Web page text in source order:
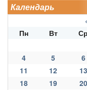
Календарь
Пн
Вт Ср
4
5 6
11
12 13
18
19 20